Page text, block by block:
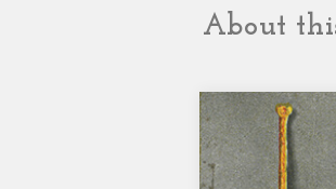
About